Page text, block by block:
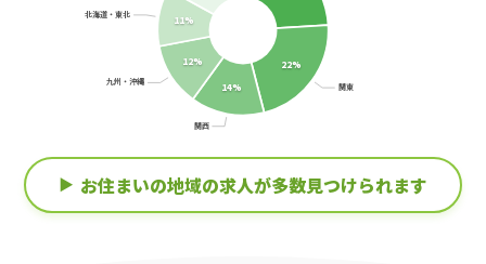
関東
22%
関西
14%
九州・沖縄
12%
北海道・東北 11%
お住まいの地域の求人が多数見つけられます